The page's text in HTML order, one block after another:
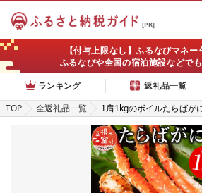
[PR]
【付与上限なし】ふるなびマネー
ふるなびや全国の宿泊施設などで
ランキング
返礼品一覧
TOP
全返礼品一覧 1肩1kgのボイルたらばが